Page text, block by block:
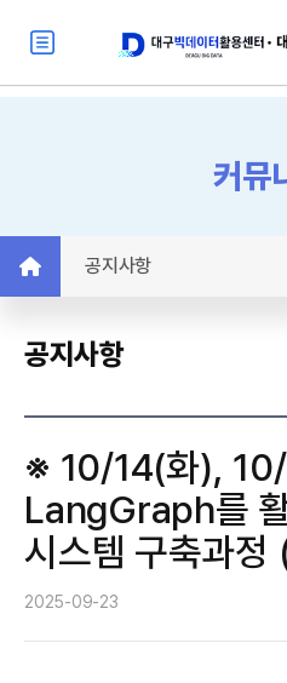
커뮤
공지사항
공지사항
※ 10/14(화),
LangGraph를
시스템 구축과
2025-09-23